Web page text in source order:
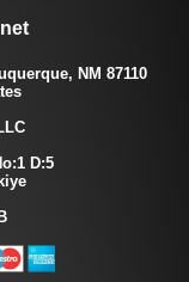
NM 87110
D:5